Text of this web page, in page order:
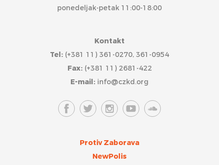
ponedeljak-petak 11:00-18:00
Kontakt
Tel: (+381 11) 361-0270, 361-0954
Fax:(+381 11) 2681-422
E-mail: info@czkd.org
Protiv Zaborava
NewPolis